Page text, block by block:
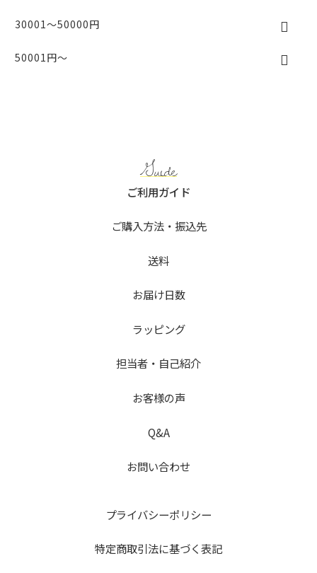
30001～50000円
50001円～
Guide
ご利用ガイド
ご購入方法・振込先
送料
お届け日数
ラッピング
担当者・自己紹介
お客様の声
Q&A
お問い合わせ
プライバシーポリシー
特定商取引法に基づく表記